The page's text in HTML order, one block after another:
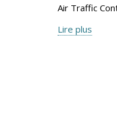
Air Traffic
Lire plus